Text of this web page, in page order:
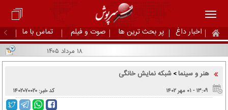
اخبار داغ پر بحث ترین ها صوت و فیلم تماس با ما
۱۸ مرداد ۱۴۰۵
هنر و سینما> شبکه نمایش خانگی
۱۳:۰۹ - ۰۱ مهر ۱۴۰۲ کد خبر: ۱۴۰۲۰۷۰۰۲۰